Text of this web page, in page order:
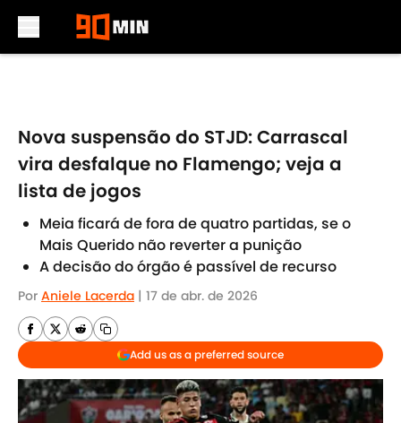
Nova suspensão do STJD: Carrascal
vira desfalque no Flamengo; veja a
lista de jogos
Meia ficará de fora de quatro partidas, se o
Mais Querido não reverter a punição
A decisão do órgão é passível de recurso
Por Aniele Lacerda | 17 de abr. de 2026
Add us as a preferred source